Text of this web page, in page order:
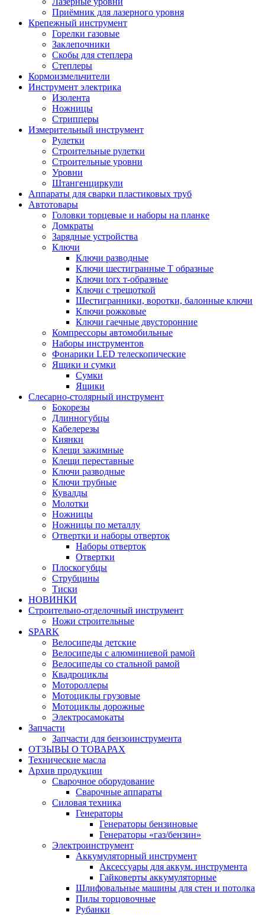
Приёмник для лазерного уровня
Крепежный инструмент
Горелки газовые
Заклепочники
Скобы для степлера
Степлеры
Кормоизмельчители
Инструмент электрика
Изолента
Ножницы
Стрипперы
Измерительный инструмент
Рулетки
Строительные рулетки
Строительные уровни
Уровни
Штангенциркули
Аппараты для сварки пластиковых труб
Автотовары
Головки торцевые и наборы на планке
Домкраты
Зарядные устройства
Ключи
Ключи разводные
Ключи шестигранные Т образные
Ключи torx т-образные
Ключи с трещоткой
Шестигранники, воротки, балонные ключи
Ключи рожковые
Ключи гаечные двусторонние
Компрессоры автомобильные
Наборы инструментов
Фонарики LED телескопические
Ящики и сумки
Сумки
Ящики
Cлесарно-столярный инструмент
Бокорезы
Длинногубцы
Кабелерезы
Киянки
Клещи зажимные
Клещи переставные
Ключи разводные
Ключи трубные
Кувалды
Молотки
Ножницы
Ножницы по металлу
Отвертки и наборы отверток
Наборы отверток
Отвертки
Плоскогубцы
Струбцины
Тиски
НОВИНКИ
Строительно-отделочный инструмент
Ножи строительные
SPARK
Велосипеды детские
Велосипеды с алюминиевой рамой
Велосипеды со стальной рамой
Квадроциклы
Мотороллеры
Мотоциклы грузовые
Мотоциклы дорожные
Электросамокаты
Запчасти
Запчасти для бензоинструмента
ОТЗЫВЫ О ТОВАРАХ
Технические масла
Архив продукции
Сварочное оборудование
Сварочные аппараты
Силовая техника
Генераторы
Генераторы бензиновые
Генераторы «газ/бензин»
Электроинструмент
Аккумуляторный инструмент
Аксессуары для аккум. инструмента
Гайковерты аккумуляторные
Шлифовальные машины для стен и потолка
Пилы торцовочные
Рубанки